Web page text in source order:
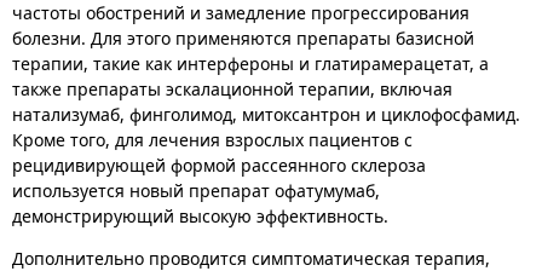
частоты обострений и замедление прогрессирования
болезни. Для этого применяются препараты базисной
терапии, такие как интерфероны и глатирамерацетат, а
также препараты эскалационной терапии, включая
натализумаб, финголимод, митоксантрон и циклофосфамид.
Кроме того, для лечения взрослых пациентов с
рецидивирующей формой рассеянного склероза
используется новый препарат офатумумаб,
демонстрирующий высокую эффективность.
Дополнительно проводится симптоматическая терапия,